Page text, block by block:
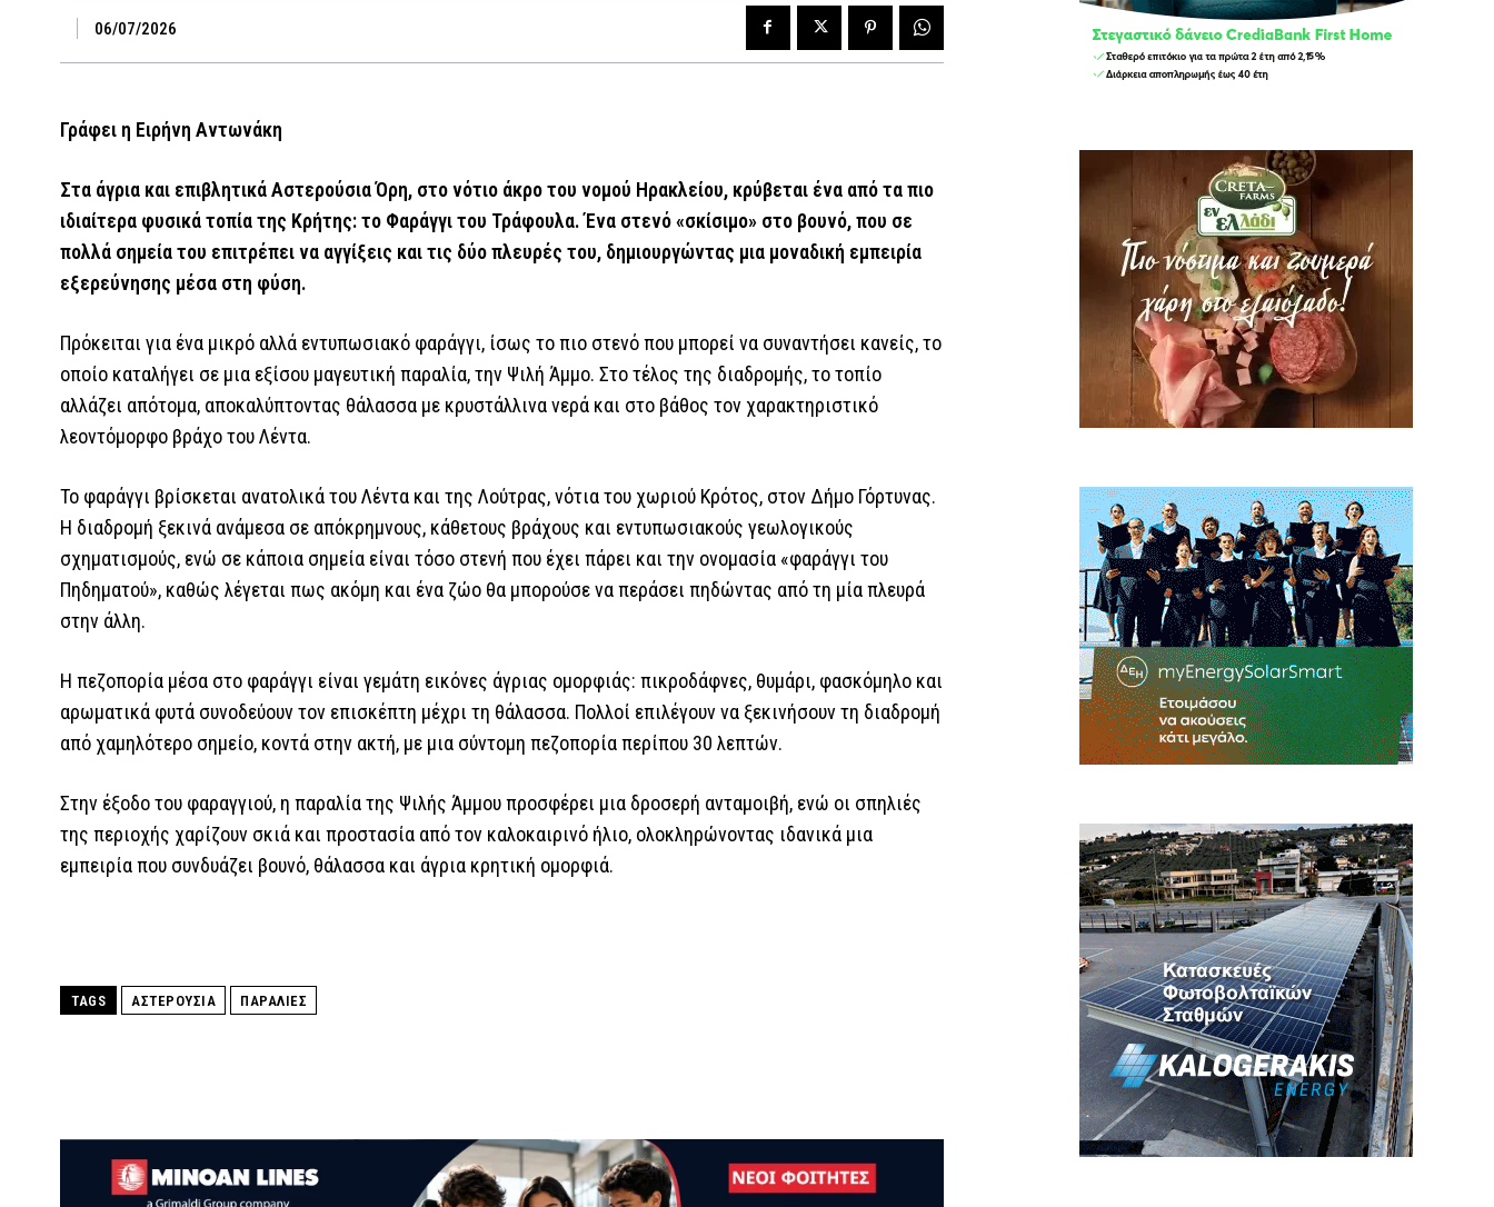
06/07/2026
Γράφει η Ειρήνη Αντωνάκη
Στα άγρια και επιβλητικά Αστερούσια Όρη, στο νότιο άκρο του νομού Ηρακλείου, κρύβεται ένα από τα πιο
ιδιαίτερα φυσικά τοπία της Κρήτης: το Φαράγγι του Τράφουλα. Ένα στενό «σκίσιμο» στο βουνό, που σε
πολλά σημεία του επιτρέπει να αγγίξεις και τις δύο πλευρές του, δημιουργώντας μια μοναδική εμπειρία
εξερεύνησης μέσα στη φύση.
Πρόκειται για ένα μικρό αλλά εντυπωσιακό φαράγγι, ίσως το πιο στενό που μπορεί να συναντήσει κανείς, το
οποίο καταλήγει σε μια εξίσου μαγευτική παραλία, την Ψιλή Άμμο. Στο τέλος της διαδρομής, το τοπίο
αλλάζει απότομα, αποκαλύπτοντας θάλασσα με κρυστάλλινα νερά και στο βάθος τον χαρακτηριστικό
λεοντόμορφο βράχο του Λέντα.
Το φαράγγι βρίσκεται ανατολικά του Λέντα και της Λούτρας, νότια του χωριού Κρότος, στον Δήμο Γόρτυνας.
Η διαδρομή ξεκινά ανάμεσα σε απόκρημνους, κάθετους βράχους και εντυπωσιακούς γεωλογικούς
σχηματισμούς, ενώ σε κάποια σημεία είναι τόσο στενή που έχει πάρει και την ονομασία «φαράγγι του
Πηδηματού», καθώς λέγεται πως ακόμη και ένα ζώο θα μπορούσε να περάσει πηδώντας από τη μία πλευρά
στην άλλη.
Η πεζοπορία μέσα στο φαράγγι είναι γεμάτη εικόνες άγριας ομορφιάς: πικροδάφνες, θυμάρι, φασκόμηλο και
αρωματικά φυτά συνοδεύουν τον επισκέπτη μέχρι τη θάλασσα. Πολλοί επιλέγουν να ξεκινήσουν τη διαδρομή
από χαμηλότερο σημείο, κοντά στην ακτή, με μια σύντομη πεζοπορία περίπου 30 λεπτών.
Στην έξοδο του φαραγγιού, η παραλία της Ψιλής Άμμου προσφέρει μια δροσερή ανταμοιβή, ενώ οι σπηλιές
της περιοχής χαρίζουν σκιά και προστασία από τον καλοκαιρινό ήλιο, ολοκληρώνοντας ιδανικά μια
εμπειρία που συνδυάζει βουνό, θάλασσα και άγρια κρητική ομορφιά.
TAGS ΑΣΤΕΡΟΥΣΙΑ ΠΑΡΑΛΙΕΣ